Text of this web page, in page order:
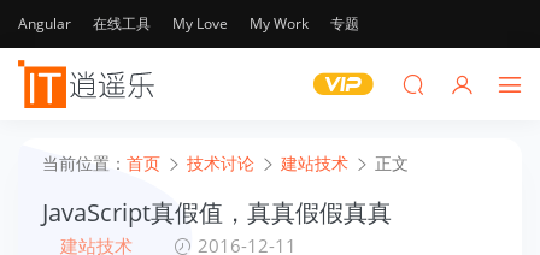
Angular 在线工具 My Love My Work 专题
当前位置： 首页 技术讨论 建站技术 正文
JavaScript真假值，真真假假真真
建站技术 2016-12-11